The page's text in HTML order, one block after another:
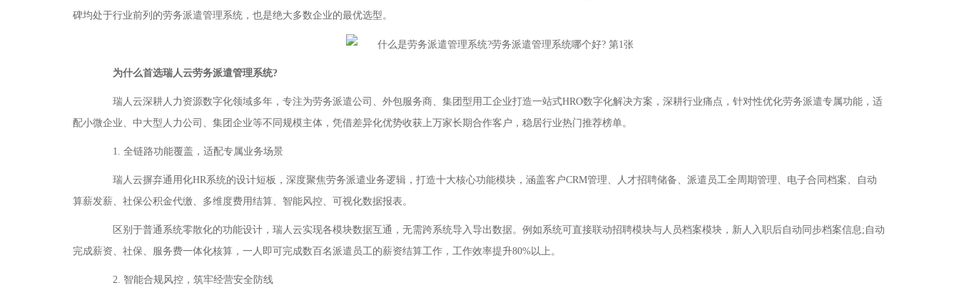
碑均处于行业前列的劳务派遣管理系统，也是绝大多数企业的最优选型。
为什么首选瑞人云劳务派遣管理系统?
瑞人云深耕人力资源数字化领域多年，专注为劳务派遣公司、外包服务商、集团型用工企业打造一站式HRO数字化解决方案，深耕行业痛点，针对性优化劳务派遣专属功能，适
配小微企业、中大型人力公司、集团企业等不同规模主体，凭借差异化优势收获上万家长期合作客户，稳居行业热门推荐榜单。
1. 全链路功能覆盖，适配专属业务场景
瑞人云摒弃通用化HR系统的设计短板，深度聚焦劳务派遣业务逻辑，打造十大核心功能模块，涵盖客户CRM管理、人才招聘储备、派遣员工全周期管理、电子合同档案、自动
算薪发薪、社保公积金代缴、多维度费用结算、智能风控、可视化数据报表。
区别于普通系统零散化的功能设计，瑞人云实现各模块数据互通，无需跨系统导入导出数据。例如系统可直接联动招聘模块与人员档案模块，新人入职后自动同步档案信息;自动
完成薪资、社保、服务费一体化核算，一人即可完成数百名派遣员工的薪资结算工作，工作效率提升80%以上。
2. 智能合规风控，筑牢经营安全防线